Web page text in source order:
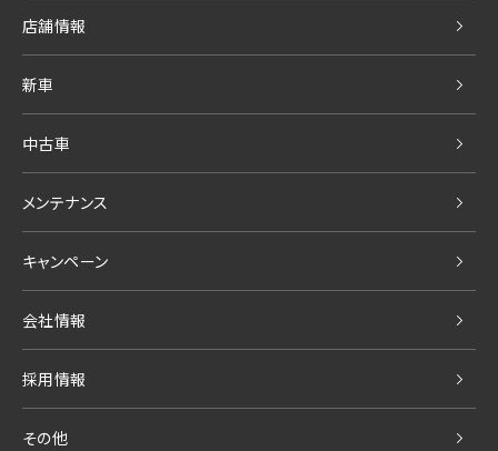
店舗情報
新車
中古車
メンテナンス
キャンペーン
会社情報
採用情報
その他